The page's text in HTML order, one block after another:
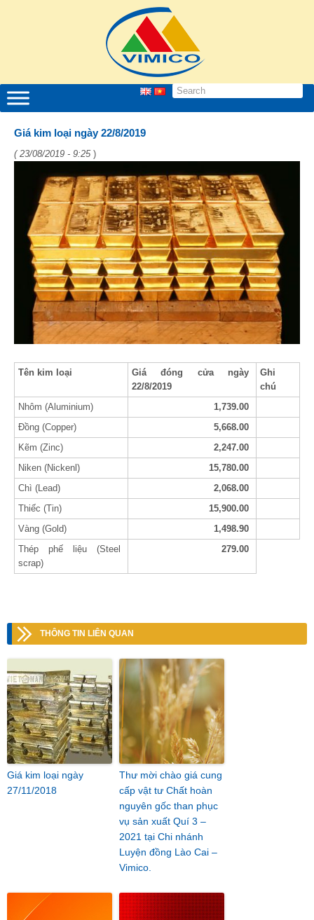
Giá kim loại ngày 22/8/2019
( 23/08/2019 - 9:25)
Tên kim loại
Giá đóng cửa ngày
22/8/2019
Ghi
chú
Nhôm (Aluminium)
1,739.00
Đồng (Copper)
5,668.00
Kẽm (Zinc)
2,247.00
Niken (Nickenl)
15,780.00
Chì (Lead)
2,068.00
Thiếc (Tin)
15,900.00
Vàng (Gold)
1,498.90
Thép phế liệu (Steel
scrap)
279.00
THÔNG TIN LIÊN QUAN
Giá kim loại ngày
27/11/2018
Thư mời chào giá cung
cấp vật tư Chất hoàn
nguyên gốc than phục
vụ sản xuất Quí 3 –
2021 tại Chi nhánh
Luyện đồng Lào Cai –
Vimico.